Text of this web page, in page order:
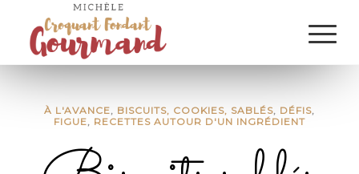
À L'AVANCE, BISCUITS, COOKIES, SABLÉS, DÉFIS,
FIGUE, RECETTES AUTOUR D'UN INGRÉDIENT